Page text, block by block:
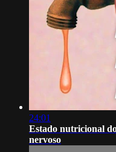
24:01
Estado nutricional
nervoso